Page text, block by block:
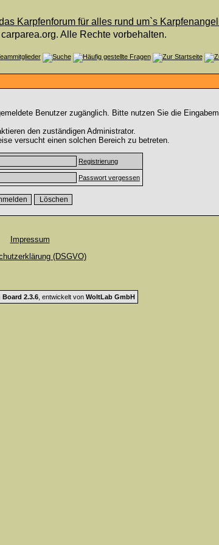
Alle Rechte vorbehalten.
Benutzer zugänglich. Bitte nutzen Sie die
den zuständigen Administrator.
versucht einen solchen Bereich zu betreten.
Registrierung
Passwort vergessen
Impressum
(DSGVO)
2.3.6, entwickelt von WoltLab GmbH